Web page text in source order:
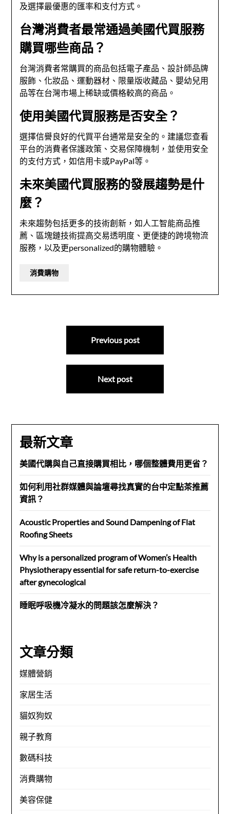
及選擇最優惠的匯率和支付方式。
台灣消費者最常通過美國代買服務
購買哪些商品？
台灣消費者常購買的商品包括電子產品、設計師品牌
服飾、化妝品、運動器材、限量版收藏品、嬰幼兒用
品等在台灣市場上稀缺或價格較高的商品。
使用美國代買服務是否安全？
選擇信譽良好的代買平台通常是安全的。建議您查看
平台的消費者保護政策、交易保障機制，並使用安全
的支付方式，如信用卡或PayPal等。
未來美國代買服務的發展趨勢是什
麼？
未來趨勢包括更多的技術創新，如人工智能商品推
薦、區塊鏈技術提高交易透明度、更便捷的跨境物流
服務，以及更personalized的購物體驗。
消費購物
Previous post
Next post
最新文章
美國代購與自己直接購買相比，哪個整體費用更省？
如何利用社群媒體與論壇尋找真實的台中定點茶推薦
資訊？
Acoustic Properties and Sound Dampening of Flat
Roofing Sheets
Why is a personalized program of Women’s Health
Physiotherapy essential for safe return-to-exercise
after gynecological
睡眠呼吸機冷凝水的問題該怎麼解決？
文章分類
媒體營銷
家居生活
貓奴狗奴
親子教育
數碼科技
消費購物
美容保健